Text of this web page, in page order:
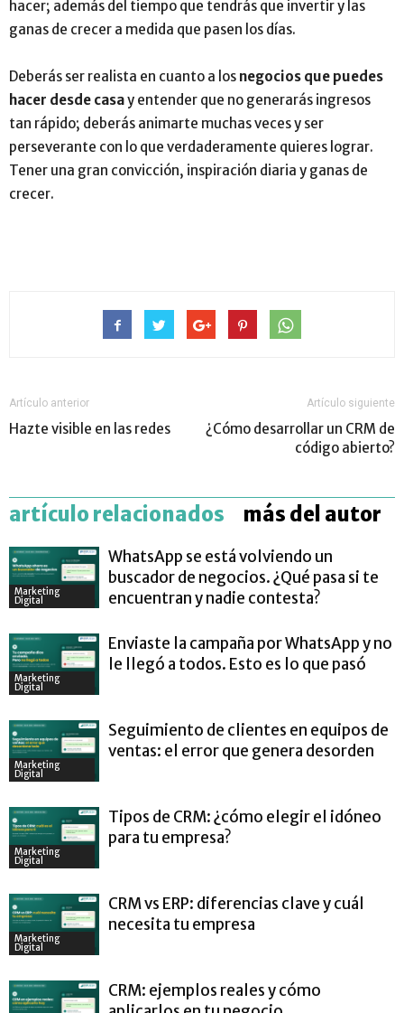
hacer; además del tiempo que tendrás que invertir y las
ganas de crecer a medida que pasen los días.
Deberás ser realista en cuanto a los negocios que puedes
hacer desde casay entender que no generarás ingresos
tan rápido; deberás animarte muchas veces y ser
perseverante con lo que verdaderamente quieres lograr.
Tener una gran convicción, inspiración diaria y ganas de
crecer.
Artículo anterior
Hazte visible en las redes
Artículo siguiente
¿Cómo desarrollar un CRM de
código abierto?
artículo relacionados más del autor
Marketing
Digital
WhatsApp se está volviendo un
buscador de negocios. ¿Qué pasa si te
encuentran y nadie contesta?
Marketing
Digital
Enviaste la campaña por WhatsApp y no
le llegó a todos. Esto es lo que pasó
Marketing
Digital
Seguimiento de clientes en equipos de
ventas: el error que genera desorden
Marketing
Digital
Tipos de CRM: ¿cómo elegir el idóneo
para tu empresa?
Marketing
Digital
CRM vs ERP: diferencias clave y cuál
necesita tu empresa
CRM: ejemplos reales y cómo